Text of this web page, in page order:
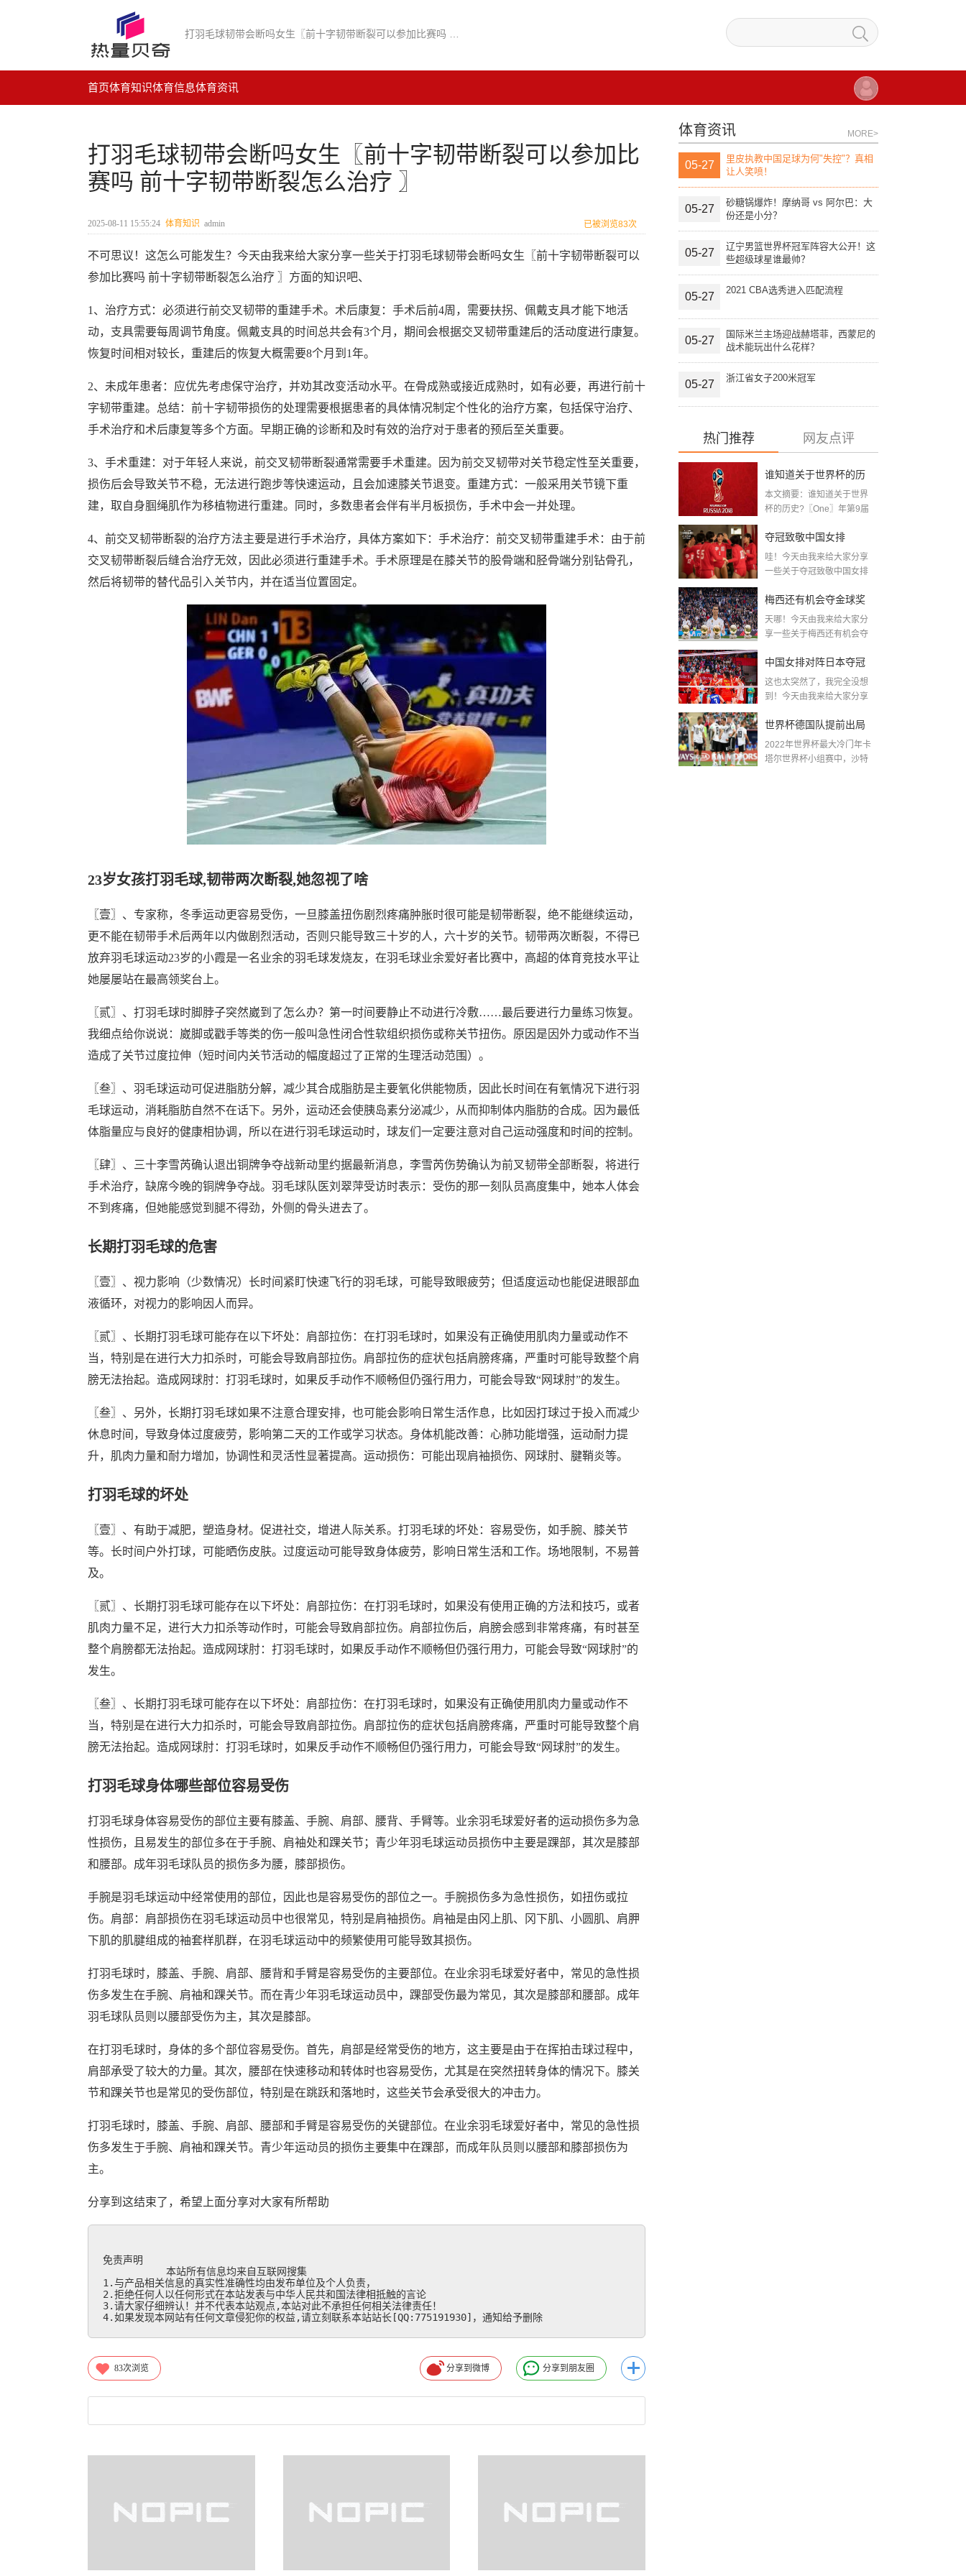
首页体育知识体育信息体育资讯
打羽毛球韧带会断吗女生〖前十字韧带断裂可以参加比
赛吗 前十字韧带断裂怎么治疗 〗
2025-08-11 15:55:24 体育知识 admin 已被浏览83次
不可思议！这怎么可能发生？今天由我来给大家分享一些关于打羽毛球韧带会断吗女生〖前十字韧带断裂可以
参加比赛吗 前十字韧带断裂怎么治疗 〗方面的知识吧、
1、治疗方式：必须进行前交叉韧带的重建手术。术后康复：手术后前4周，需要扶拐、佩戴支具才能下地活
动，支具需要每周调节角度。佩戴支具的时间总共会有3个月，期间会根据交叉韧带重建后的活动度进行康复。
恢复时间相对较长，重建后的恢复大概需要8个月到1年。
2、未成年患者：应优先考虑保守治疗，并劝其改变活动水平。在骨成熟或接近成熟时，如有必要，再进行前十
字韧带重建。总结：前十字韧带损伤的处理需要根据患者的具体情况制定个性化的治疗方案，包括保守治疗、
手术治疗和术后康复等多个方面。早期正确的诊断和及时有效的治疗对于患者的预后至关重要。
3、手术重建：对于年轻人来说，前交叉韧带断裂通常需要手术重建。因为前交叉韧带对关节稳定性至关重要，
损伤后会导致关节不稳，无法进行跑步等快速运动，且会加速膝关节退变。重建方式：一般采用关节镜下重
建，取自身腘绳肌作为移植物进行重建。同时，多数患者会伴有半月板损伤，手术中会一并处理。
4、前交叉韧带断裂的治疗方法主要是进行手术治疗，具体方案如下：手术治疗：前交叉韧带重建手术：由于前
交叉韧带断裂后缝合治疗无效，因此必须进行重建手术。手术原理是在膝关节的股骨端和胫骨端分别钻骨孔，
然后将韧带的替代品引入关节内，并在适当位置固定。
23岁女孩打羽毛球,韧带两次断裂,她忽视了啥
〖壹〗、专家称，冬季运动更容易受伤，一旦膝盖扭伤剧烈疼痛肿胀时很可能是韧带断裂，绝不能继续运动，
更不能在韧带手术后两年以内做剧烈活动，否则只能导致三十岁的人，六十岁的关节。韧带两次断裂，不得已
放弃羽毛球运动23岁的小霞是一名业余的羽毛球发烧友，在羽毛球业余爱好者比赛中，高超的体育竞技水平让
她屡屡站在最高领奖台上。
〖贰〗、打羽毛球时脚脖子突然崴到了怎么办？第一时间要静止不动进行冷敷……最后要进行力量练习恢复。
我细点给你说说：崴脚或戳手等类的伤一般叫急性闭合性软组织损伤或称关节扭伤。原因是因外力或动作不当
造成了关节过度拉伸（短时间内关节活动的幅度超过了正常的生理活动范围）。
〖叁〗、羽毛球运动可促进脂肪分解，减少其合成脂肪是主要氧化供能物质，因此长时间在有氧情况下进行羽
毛球运动，消耗脂肪自然不在话下。另外，运动还会使胰岛素分泌减少，从而抑制体内脂肪的合成。因为最低
体脂量应与良好的健康相协调，所以在进行羽毛球运动时，球友们一定要注意对自己运动强度和时间的控制。
〖肆〗、三十李雪芮确认退出铜牌争夺战新动里约据最新消息，李雪芮伤势确认为前叉韧带全部断裂，将进行
手术治疗，缺席今晚的铜牌争夺战。羽毛球队医刘翠萍受访时表示：受伤的那一刻队员高度集中，她本人体会
不到疼痛，但她能感觉到腿不得劲，外侧的骨头进去了。
长期打羽毛球的危害
〖壹〗、视力影响（少数情况）长时间紧盯快速飞行的羽毛球，可能导致眼疲劳；但适度运动也能促进眼部血
液循环，对视力的影响因人而异。
〖贰〗、长期打羽毛球可能存在以下坏处：肩部拉伤：在打羽毛球时，如果没有正确使用肌肉力量或动作不
当，特别是在进行大力扣杀时，可能会导致肩部拉伤。肩部拉伤的症状包括肩膀疼痛，严重时可能导致整个肩
膀无法抬起。造成网球肘：打羽毛球时，如果反手动作不顺畅但仍强行用力，可能会导致“网球肘”的发生。
〖叁〗、另外，长期打羽毛球如果不注意合理安排，也可能会影响日常生活作息，比如因打球过于投入而减少
休息时间，导致身体过度疲劳，影响第二天的工作或学习状态。身体机能改善：心肺功能增强，运动耐力提
升，肌肉力量和耐力增加，协调性和灵活性显著提高。运动损伤：可能出现肩袖损伤、网球肘、腱鞘炎等。
打羽毛球的坏处
〖壹〗、有助于减肥，塑造身材。促进社交，增进人际关系。打羽毛球的坏处：容易受伤，如手腕、膝关节
等。长时间户外打球，可能晒伤皮肤。过度运动可能导致身体疲劳，影响日常生活和工作。场地限制，不易普
及。
〖贰〗、长期打羽毛球可能存在以下坏处：肩部拉伤：在打羽毛球时，如果没有使用正确的方法和技巧，或者
肌肉力量不足，进行大力扣杀等动作时，可能会导致肩部拉伤。肩部拉伤后，肩膀会感到非常疼痛，有时甚至
整个肩膀都无法抬起。造成网球肘：打羽毛球时，如果反手动作不顺畅但仍强行用力，可能会导致“网球肘”的
发生。
〖叁〗、长期打羽毛球可能存在以下坏处：肩部拉伤：在打羽毛球时，如果没有正确使用肌肉力量或动作不
当，特别是在进行大力扣杀时，可能会导致肩部拉伤。肩部拉伤的症状包括肩膀疼痛，严重时可能导致整个肩
膀无法抬起。造成网球肘：打羽毛球时，如果反手动作不顺畅但仍强行用力，可能会导致“网球肘”的发生。
打羽毛球身体哪些部位容易受伤
打羽毛球身体容易受伤的部位主要有膝盖、手腕、肩部、腰背、手臂等。业余羽毛球爱好者的运动损伤多为急
性损伤，且易发生的部位多在于手腕、肩袖处和踝关节；青少年羽毛球运动员损伤中主要是踝部，其次是膝部
和腰部。成年羽毛球队员的损伤多为腰，膝部损伤。
手腕是羽毛球运动中经常使用的部位，因此也是容易受伤的部位之一。手腕损伤多为急性损伤，如扭伤或拉
伤。肩部：肩部损伤在羽毛球运动员中也很常见，特别是肩袖损伤。肩袖是由冈上肌、冈下肌、小圆肌、肩胛
下肌的肌腱组成的袖套样肌群，在羽毛球运动中的频繁使用可能导致其损伤。
打羽毛球时，膝盖、手腕、肩部、腰背和手臂是容易受伤的主要部位。在业余羽毛球爱好者中，常见的急性损
伤多发生在手腕、肩袖和踝关节。而在青少年羽毛球运动员中，踝部受伤最为常见，其次是膝部和腰部。成年
羽毛球队员则以腰部受伤为主，其次是膝部。
在打羽毛球时，身体的多个部位容易受伤。首先，肩部是经常受伤的地方，这主要是由于在挥拍击球过程中，
肩部承受了较大的力量。其次，腰部在快速移动和转体时也容易受伤，尤其是在突然扭转身体的情况下。膝关
节和踝关节也是常见的受伤部位，特别是在跳跃和落地时，这些关节会承受很大的冲击力。
打羽毛球时，膝盖、手腕、肩部、腰部和手臂是容易受伤的关键部位。在业余羽毛球爱好者中，常见的急性损
伤多发生于手腕、肩袖和踝关节。青少年运动员的损伤主要集中在踝部，而成年队员则以腰部和膝部损伤为
主。
分享到这结束了，希望上面分享对大家有所帮助
免责声明
本站所有信息均来自互联网搜集
1.与产品相关信息的真实性准确性均由发布单位及个人负责，
2.拒绝任何人以任何形式在本站发表与中华人民共和国法律相抵触的言论
3.请大家仔细辨认！并不代表本站观点,本站对此不承担任何相关法律责任！
4.如果发现本网站有任何文章侵犯你的权益,请立刻联系本站站长[QQ:775191930]，通知给予删除
83次浏览 分享到微博 分享到朋友圈
体育资讯 MORE>
05-27
里皮执教中国足球为何"失控"？真相
让人笑喷！
05-27
砂糖锅爆炸！摩纳哥 vs 阿尔巴：大
份还是小分？
05-27
辽宁男篮世界杯冠军阵容大公开！这
些超级球星谁最帅？
05-27
2021 CBA选秀进入匹配流程
05-27
国际米兰主场迎战赫塔菲，西蒙尼的
战术能玩出什么花样？
05-27
浙江省女子200米冠军
热门推荐 网友点评
谁知道关于世界杯的历
史 「十二月四号世界杯
本文摘要：谁知道关于世界
杯的历史?〖One〗年第9届
夺冠致敬中国女排
〖2020关于电影 夺冠 观
哇！今天由我来给大家分享
一些关于夺冠致敬中国女排
梅西还有机会夺金球奖
〖梅老七什么梗〗
天哪！今天由我来给大家分
享一些关于梅西还有机会夺
中国女排对阵日本夺冠
了吗〖中国女排3 0复仇
这也太突然了，我完全没想
到！今天由我来给大家分享
世界杯德国队提前出局
吗,2018年世界杯德国战
2022年世界杯最大冷门年卡
塔尔世界杯小组赛中，沙特